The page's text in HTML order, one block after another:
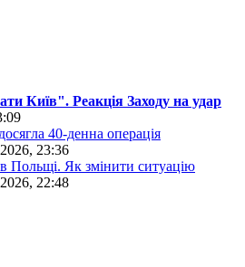
Київ". Реакція Заходу на удар
40-денна операція
23:36
Польщі. Як змінити ситуацію
22:48